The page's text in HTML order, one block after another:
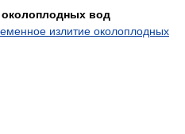
вод
излитие околоплодных